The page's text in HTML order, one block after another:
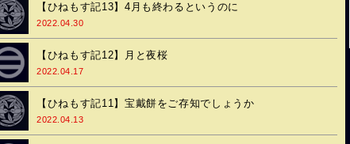
【ひねもす記13】4月も終わるというのに
2022.04.30
【ひねもす記12】月と夜桜
2022.04.17
【ひねもす記11】宝戴餅をご存知でしょうか
2022.04.13